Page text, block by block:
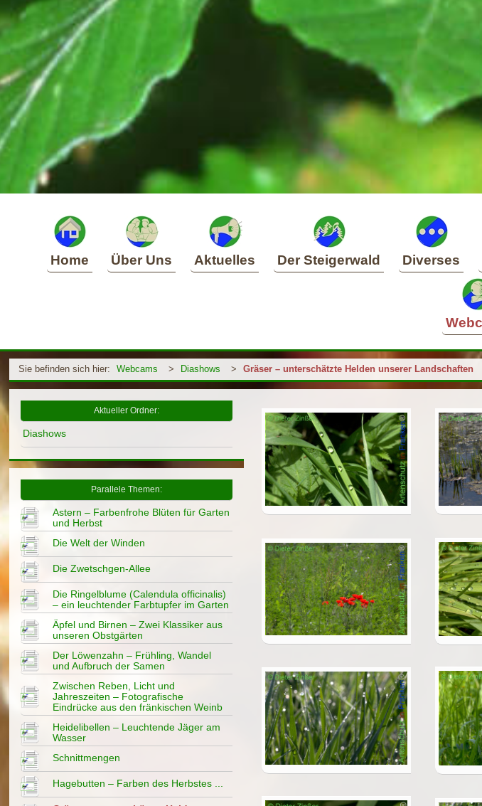
Home Über Uns Aktuelles Der Steigerwald Diverses
Sie befinden sich hier: Webcams > Diashows > Gräser – unterschätzte Helden unserer Landschaften
Aktueller Ordner:
Diashows
Parallele Themen:
Astern – Farbenfrohe Blüten für Garten
und Herbst
Die Welt der Winden
Die Zwetschgen-Allee
Die Ringelblume (Calendula officinalis)
– ein leuchtender Farbtupfer im Garten
Äpfel und Birnen – Zwei Klassiker aus
unseren Obstgärten
Der Löwenzahn – Frühling, Wandel
und Aufbruch der Samen
Zwischen Reben, Licht und
Jahreszeiten – Fotografische
Eindrücke aus den fränkischen Weinb
Heidelibellen – Leuchtende Jäger am
Wasser
Schnittmengen
Hagebutten – Farben des Herbstes ...